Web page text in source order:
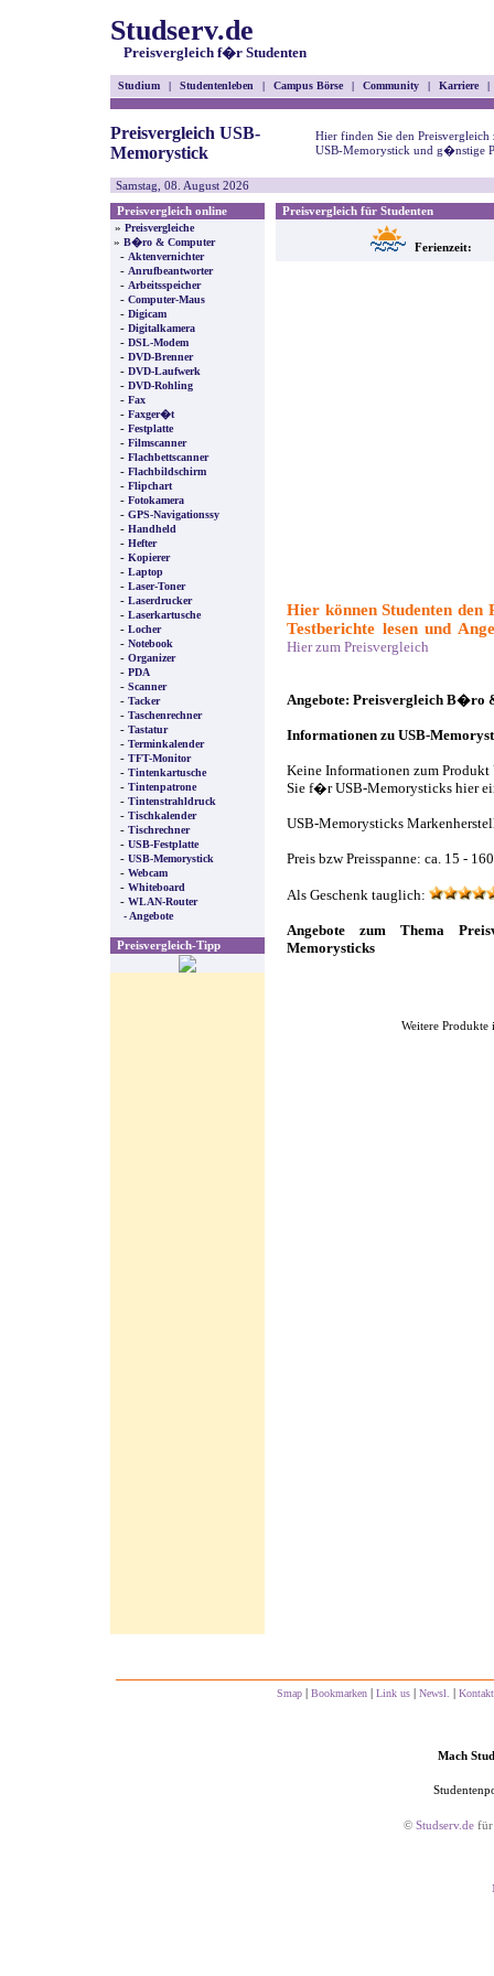
Studserv.de
Preisvergleich f�r Studenten
Studium | Studentenleben | Campus Börse | Community | Karriere |
Preisvergleich USB-
Memorystick
Hier finden Sie den Preisvergleich
USB-Memorystick und g�nstige
Samstag, 08. August 2026
Preisvergleich online
» Preisvergleiche
» B�ro & Computer
- Aktenvernichter
- Anrufbeantworter
- Arbeitsspeicher
- Computer-Maus
- Digicam
- Digitalkamera
- DSL-Modem
- DVD-Brenner
- DVD-Laufwerk
- DVD-Rohling
- Fax
- Faxger�t
- Festplatte
- Filmscanner
- Flachbettscanner
- Flachbildschirm
- Flipchart
- Fotokamera
- GPS-Navigationssy
- Handheld
- Hefter
- Kopierer
- Laptop
- Laser-Toner
- Laserdrucker
- Laserkartusche
- Locher
- Notebook
- Organizer
- PDA
- Scanner
- Tacker
- Taschenrechner
- Tastatur
- Terminkalender
- TFT-Monitor
- Tintenkartusche
- Tintenpatrone
- Tintenstrahldruck
- Tischkalender
- Tischrechner
- USB-Festplatte
- USB-Memorystick
- Webcam
- Whiteboard
- WLAN-Router
- Angebote
Preisvergleich-Tipp
Preisvergleich für Studenten
Ferienzeit:
Hier können Studenten den
Testberichte lesen und
Hier zum Preisvergleich
Angebote: Preisvergleich B�ro
Informationen zu USB-
Keine Informationen zum
Sie f�r USB-Memorysticks hier
USB-Memorysticks
Preis bzw Preisspanne: ca. 15 -
Als Geschenk tauglich:
Angebote zum Thema
Memorysticks
Weitere Produkte
Smap | Bookmarken | Link us | Newsl. | Kontakt
Mach
© Studserv.de für